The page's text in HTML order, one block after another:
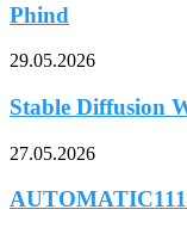
Phind
29.05.2026
Stable Diffusion
27.05.2026